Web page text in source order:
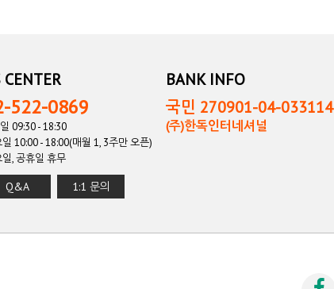
CENTER
522-0869
09:30 - 18:30
10:00 - 18:00(매월 1, 3주만 오픈)
일, 공휴일 휴무
Q&A 1:1 문의
BANK INFO
국민 270901-04-033114
(주)한독인터네셔널